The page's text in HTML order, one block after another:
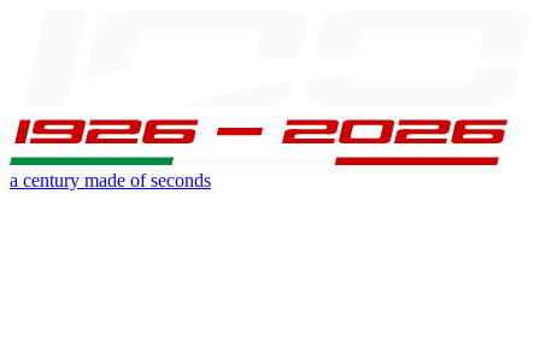
a century made of seconds